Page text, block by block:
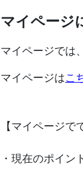
マイページ
マイページでは
マイページはこ
【マイページで
・現在のポイン